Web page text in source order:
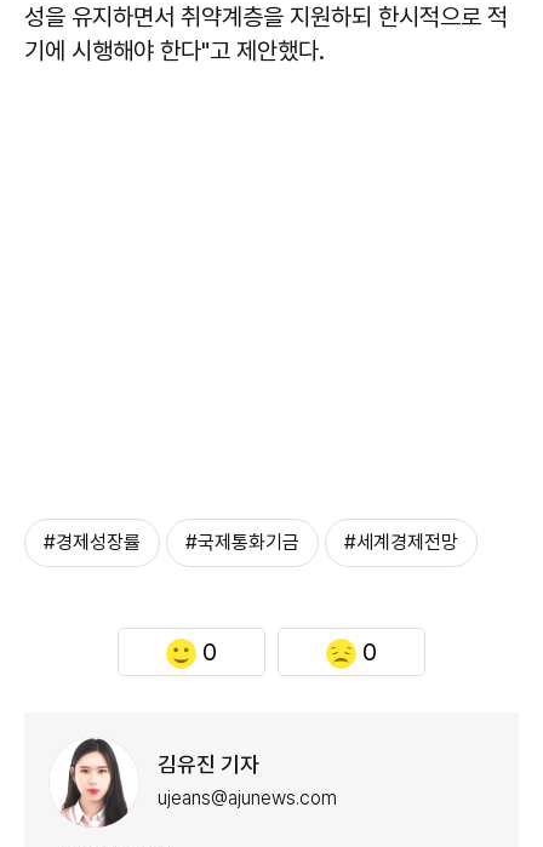
성을 유지하면서 취약계층을 지원하되 한시적으로 적
기에 시행해야 한다"고 제안했다.
#경제성장률 #국제통화기금 #세계경제전망
0 0
김유진 기자
ujeans@ajunews.com